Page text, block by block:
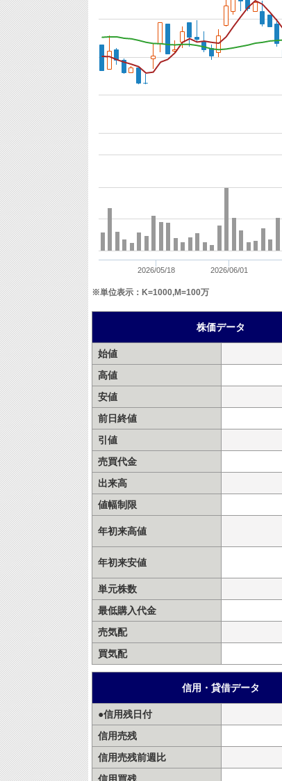
2026/05/18 2026/06/01
※単位表示：K=1000,M=100万
株価データ
始値
高値
安値
前日終値
引値
売買代金
出来高
値幅制限
年初来高値
年初来安値
単元株数
最低購入代金
売気配
買気配
信用・貸借データ
●信用残日付
信用売残
信用売残前週比
信用買残